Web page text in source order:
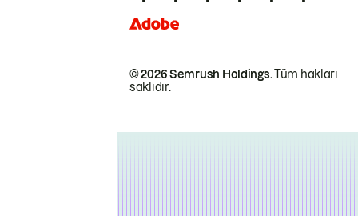
© 2026 Semrush Holdings.Tüm hakları
saklıdır.